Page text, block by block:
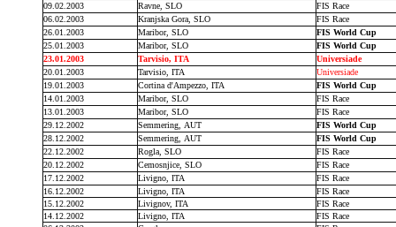
09.02.2003
Ravne, SLO
FIS Race
06.02.2003
Kranjska Gora, SLO
FIS Race
26.01.2003
Maribor, SLO
FIS World Cup
25.01.2003
Maribor, SLO
FIS World Cup
23.01.2003
Tarvisio, ITA
Universiade
20.01.2003
Tarvisio, ITA
Universiade
19.01.2003
Cortina d'Ampezzo, ITA
FIS World Cup
14.01.2003
Maribor, SLO
FIS Race
13.01.2003
Maribor, SLO
FIS Race
29.12.2002
Semmering, AUT
FIS World Cup
28.12.2002
Semmering, AUT
FIS World Cup
22.12.2002
Rogla, SLO
FIS Race
20.12.2002
Cemosnjice, SLO
FIS Race
17.12.2002
Livigno, ITA
FIS Race
16.12.2002
Livigno, ITA
FIS Race
15.12.2002
Livignov, ITA
FIS Race
14.12.2002
Livigno, ITA
FIS Race